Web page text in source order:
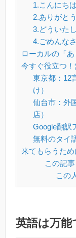
1.こんにちは
2.ありがとう
3.どういた
4.ごめんな
ローカルの「
今すぐ役立つ
東京都：12
け）
仙台市：外
店）
Google翻訳
無料のタイ
来てもらうた
この記
この
英語は万能